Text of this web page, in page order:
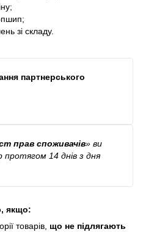
зі складу.
партнерського
прав споживачів» ви
14 днів з дня
якщо:
товарів, що не підлягають